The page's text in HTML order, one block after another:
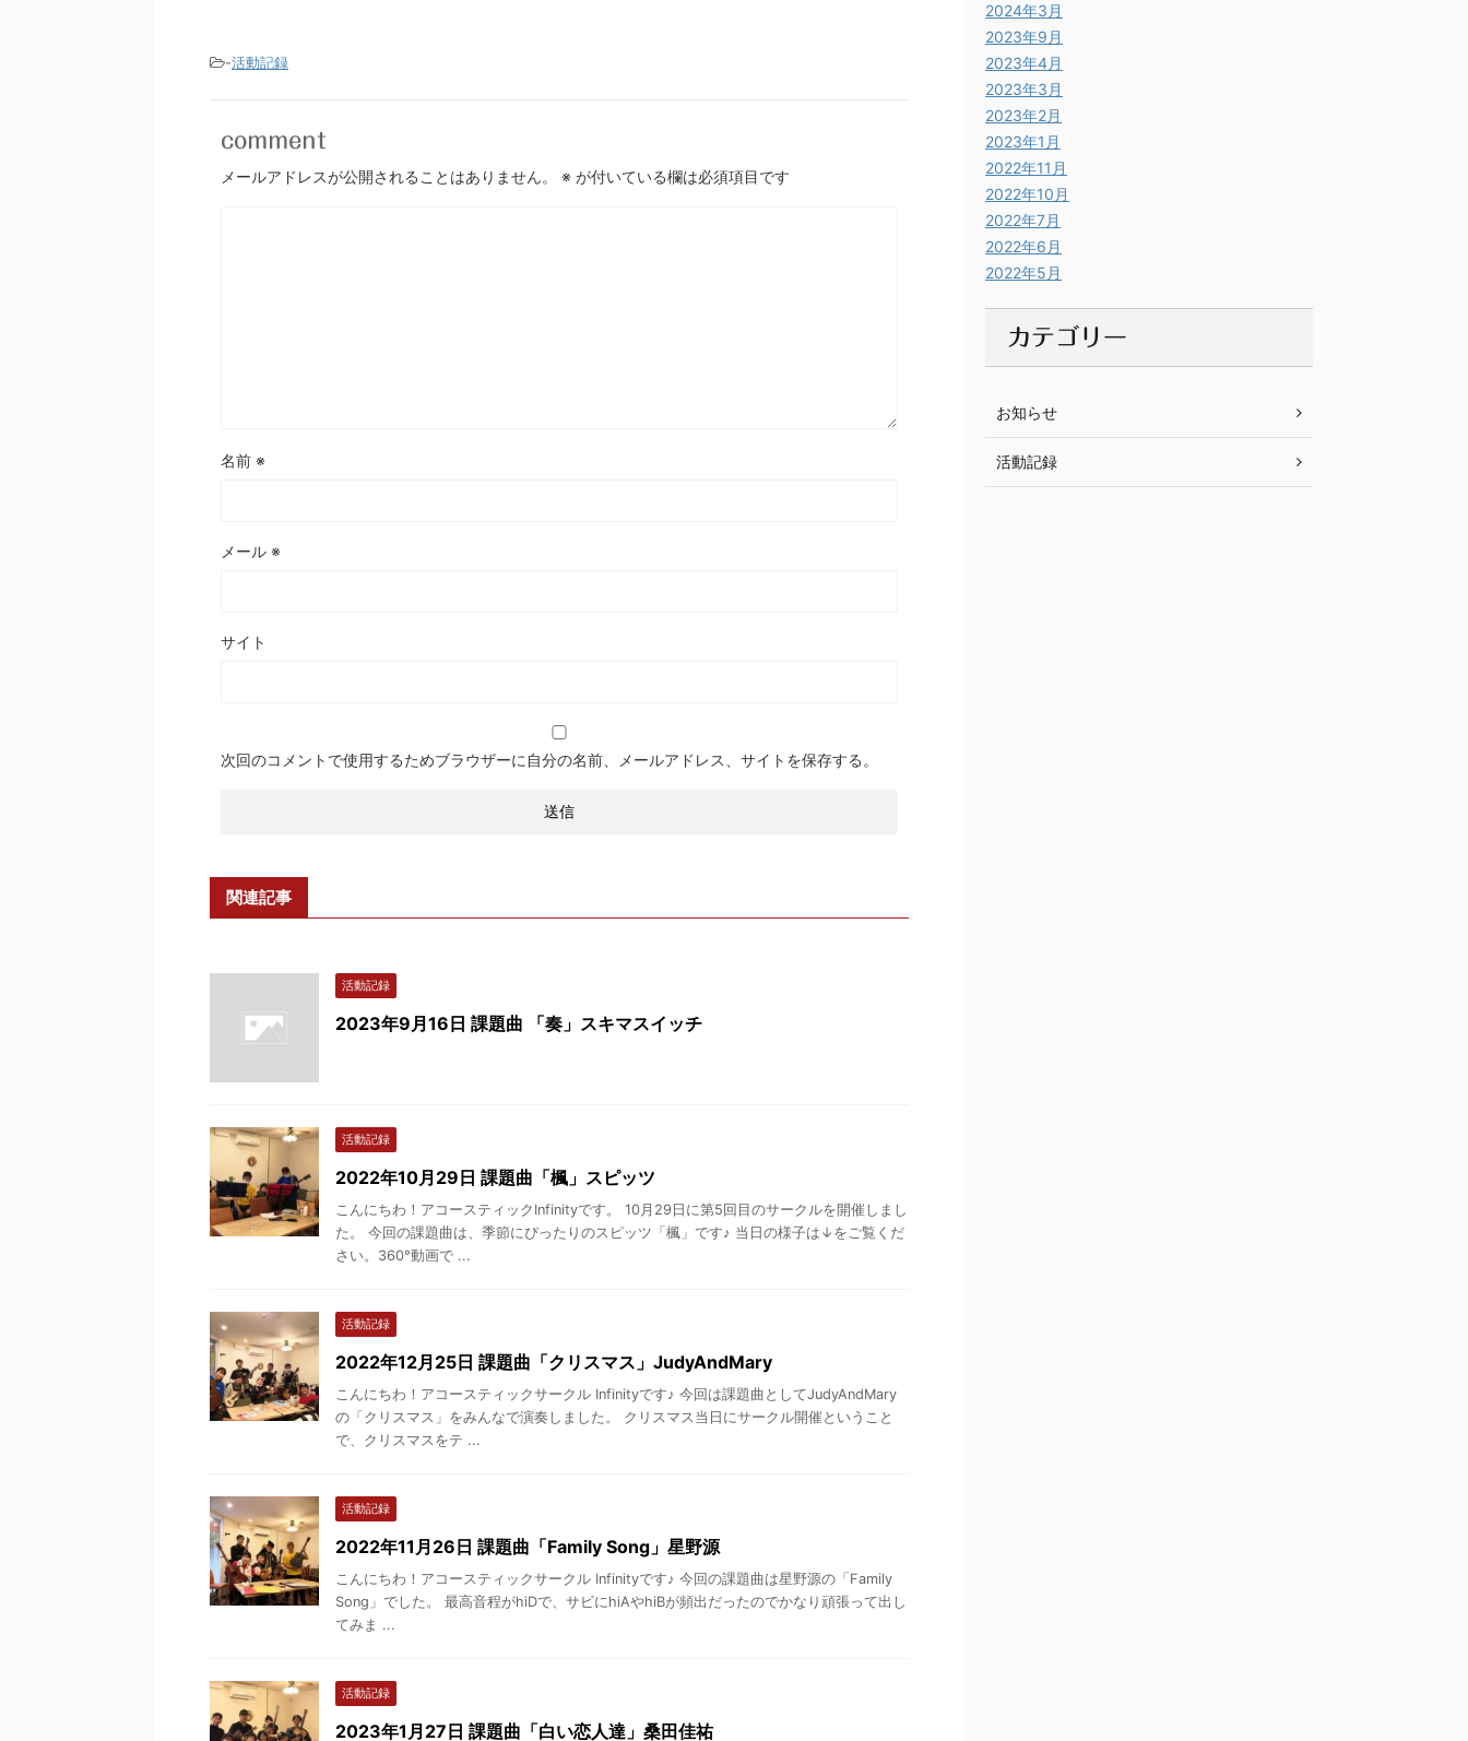
-活動記録
comment
メールアドレスが公開されることはありません。 ※ が付いている欄は必須項目です
名前 ※
メール ※
サイト
次回のコメントで使用するためブラウザーに自分の名前、メールアドレス、サイトを保存する。
関連記事
活動記録
2023年9月16日 課題曲 「奏」スキマスイッチ
活動記録
2022年10月29日 課題曲「楓」スピッツ
こんにちわ！アコースティックInfinityです。 10月29日に第5回目のサークルを開催しまし
た。 今回の課題曲は、季節にぴったりのスピッツ「楓」です♪ 当日の様子は↓をご覧くだ
さい。360°動画で ...
活動記録
2022年12月25日 課題曲「クリスマス」JudyAndMary
こんにちわ！アコースティックサークル Infinityです♪ 今回は課題曲としてJudyAndMary
の「クリスマス」をみんなで演奏しました。 クリスマス当日にサークル開催ということ
で、クリスマスをテ ...
活動記録
2022年11月26日 課題曲「Family Song」星野源
こんにちわ！アコースティックサークル Infinityです♪ 今回の課題曲は星野源の「Family
Song」でした。 最高音程がhiDで、サビにhiAやhiBが頻出だったのでかなり頑張って出し
てみま ...
活動記録
2023年1月27日 課題曲「白い恋人達」桑田佳祐
2024年3月
2023年9月
2023年4月
2023年3月
2023年2月
2023年1月
2022年11月
2022年10月
2022年7月
2022年6月
2022年5月
カテゴリー
お知らせ
活動記録